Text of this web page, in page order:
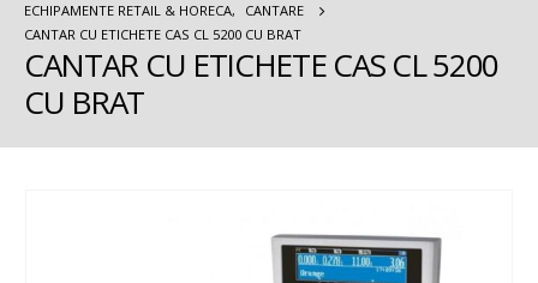
ECHIPAMENTE RETAIL & HORECA,
CANTARE
CANTAR CU ETICHETE CAS CL 5200 CU BRAT
CANTAR CU ETICHETE CAS CL 5200
CU BRAT